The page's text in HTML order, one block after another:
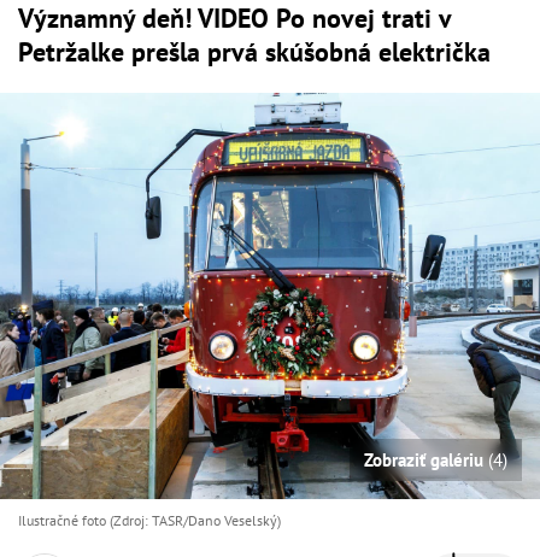
Významný deň! VIDEO Po novej trati v
Petržalke prešla prvá skúšobná električka
Zobraziť galériu (4)
Ilustračné foto (Zdroj: TASR/Dano Veselský)